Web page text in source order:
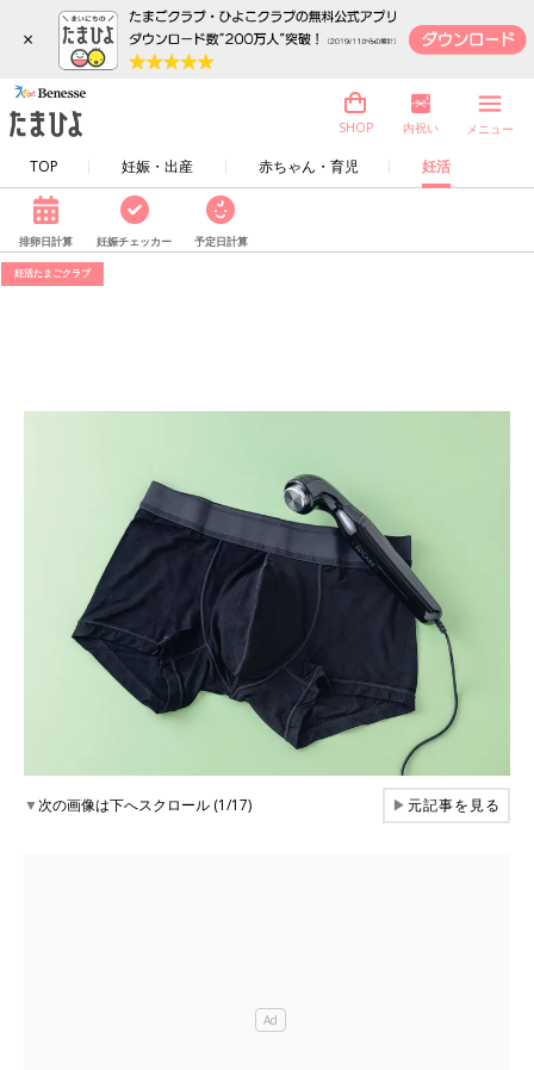
×
TOP 妊娠・出産 赤ちゃん・育児 妊活
SHOP 内祝い メニュー
排卵日計算 妊娠チェッカー 予定日計算
妊活たまごクラブ
▼次の画像は下へスクロール (1/17) ▶元記事を見る